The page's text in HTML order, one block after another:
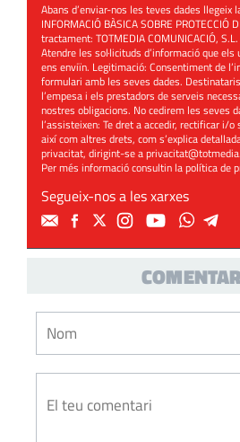
Abans d’enviar-nos les teves dades llegeix
INFORMACIÓ BÀSICA SOBRE PROTECCIÓ
tractament: TOTMEDIA COMUNICACIÓ,
Atendre les sol·licituds d’informació que
ens enviïn. Legitimació: Consentiment de
formulari amb les seves dades.
l’empesa i els prestadors de serveis
nostres obligacions. No cedirem les seves
l’assisteixen: Te dret a accedir, rectificar i/
així com altres drets, com s’explica
privacitat, dirigint-se a
Per més informació consultin lapolítica de
Segueix-nos a les xarxes